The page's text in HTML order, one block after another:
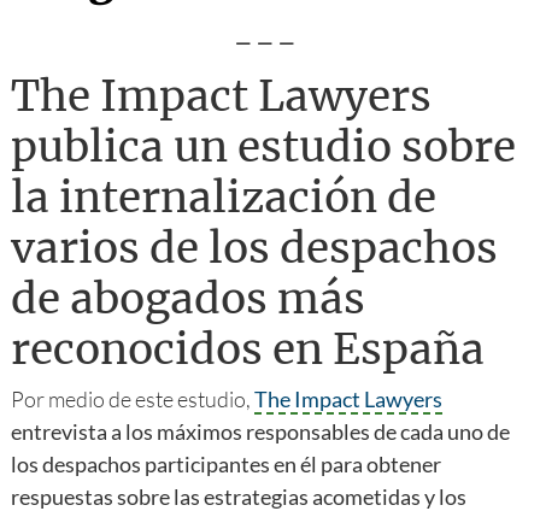
---
The Impact Lawyers
publica un estudio sobre
la internalización de
varios de los despachos
de abogados más
reconocidos en España
Por medio de este estudio,The Impact Lawyers
entrevista a los máximos responsables de cada uno de
los despachos participantes en él para obtener
respuestas sobre las estrategias acometidas y los